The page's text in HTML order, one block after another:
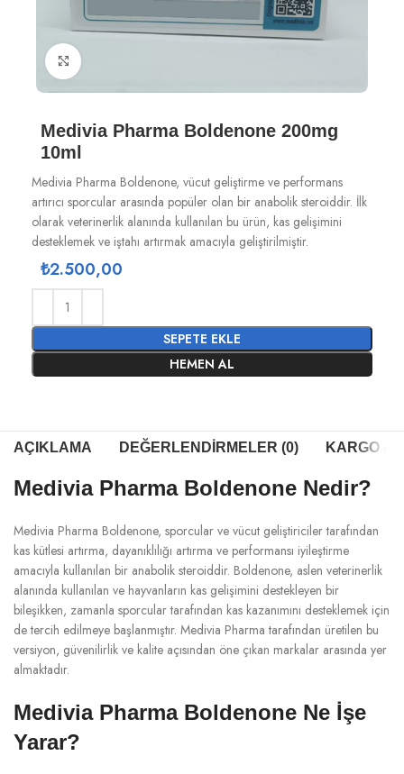
Medivia Pharma Boldenone 200mg
10ml
Medivia Pharma Boldenone, vücut geliştirme ve performans
artırıcı sporcular arasında popüler olan bir anabolik steroiddir. İlk
olarak veterinerlik alanında kullanılan bu ürün, kas gelişimini
desteklemek ve iştahı artırmak amacıyla geliştirilmiştir.
₺2.500,00
SEPETE EKLE
HEMEN AL
AÇIKLAMA DEĞERLENDIRMELER (0) KARGO &
Medivia Pharma Boldenone Nedir?
Medivia Pharma Boldenone, sporcular ve vücut geliştiriciler tarafından
kas kütlesi artırma, dayanıklılığı artırma ve performansı iyileştirme
amacıyla kullanılan bir anabolik steroiddir. Boldenone, aslen veterinerlik
alanında kullanılan ve hayvanların kas gelişimini destekleyen bir
bileşikken, zamanla sporcular tarafından kas kazanımını desteklemek için
de tercih edilmeye başlanmıştır. Medivia Pharma tarafından üretilen bu
versiyon, güvenilirlik ve kalite açısından öne çıkan markalar arasında yer
almaktadır.
Medivia Pharma Boldenone Ne İşe
Yarar?